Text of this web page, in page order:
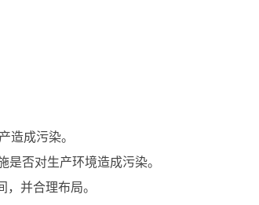
造成污染。
否对生产环境造成污染。
并合理布局。